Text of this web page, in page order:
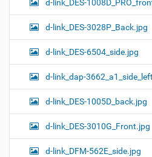
d-link_DES-
d-link_DES-3028P_Back.jpg
d-link_DES-6504_side.jpg
d-link_dap-
d-link_DES-1005D_back.jpg
d-link_DES-3010G_Front.jpg
d-link_DFM-562E_side.jpg